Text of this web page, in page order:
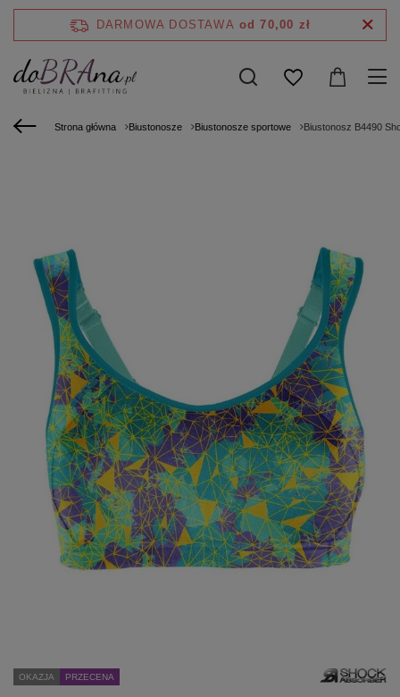
DARMOWA DOSTAWA od 70,00 zł
Strona główna Biustonosze Biustonosze sportowe Biustonosz B4490
OKAZJA PRZECENA